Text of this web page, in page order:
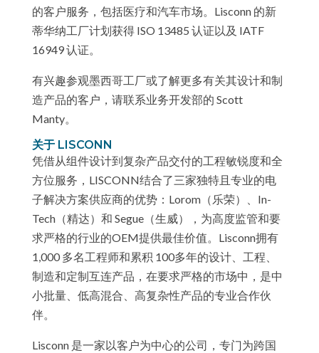
的客户服务，包括医疗和汽车市场。Lisconn 的新
蒂华纳工厂计划获得 ISO 13485 认证以及 IATF
16949 认证。
有兴趣参观墨西哥工厂或了解更多有关其设计和制
造产品的客户，请联系业务开发部的 Scott
Manty。
关于 LISCONN
凭借从组件设计到复杂产品交付的工程敏锐度和全
方位服务，LISCONN结合了三家独特且专业的电
子解决方案供应商的优势：Lorom（乐荣）、In-
Tech（精达）和 Segue（生威），为高度监管和要
求严格的行业的OEM提供最佳价值。Lisconn拥有
1,000 多名工程师和累积 100多年的设计、工程、
制造和定制互连产品，在要求严格的市场中，是中
小批量、低高混合、高复杂性产品的专业合作伙
伴。
Lisconn 是一家以客户为中心的公司，专门为跨国